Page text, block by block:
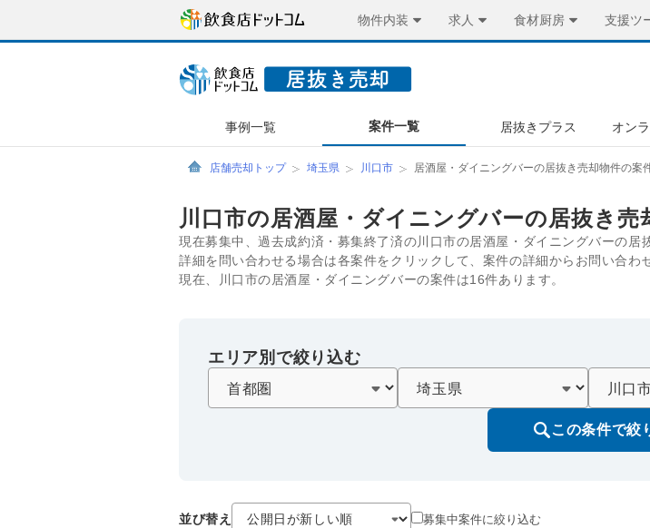
物件内装 求人 食材厨房 支援ツ
事例一覧 案件一覧 居抜きプラス オン
店舗売却トップ 埼玉県 川口市 居酒屋・ダイニングバーの居抜き売却物件の案
川口市の居酒屋・ダイニングバーの居抜き売
現在募集中、過去成約済・募集終了済の川口市の居酒屋・ダイニングバーの居
詳細を問い合わせる場合は各案件をクリックして、案件の詳細からお問い合わ
現在、川口市の居酒屋・ダイニングバーの案件は16件あります。
エリア別で絞り込む
この条件で絞
並び替え 募集中案件に絞り込む